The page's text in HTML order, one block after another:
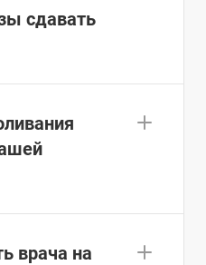
сдавать
врача на